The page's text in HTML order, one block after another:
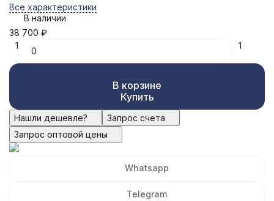
Все характеристики
В наличии
38 700 ₽
1
1
В корзине
Купить
Нашли дешевле?
Запрос счета
Запрос оптовой цены
Whatsapp
Telegram